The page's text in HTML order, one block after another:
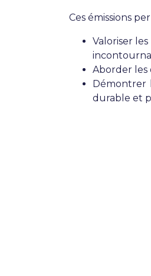
Ces émissions
Valoriser
Aborder les
Démontrer
durable et